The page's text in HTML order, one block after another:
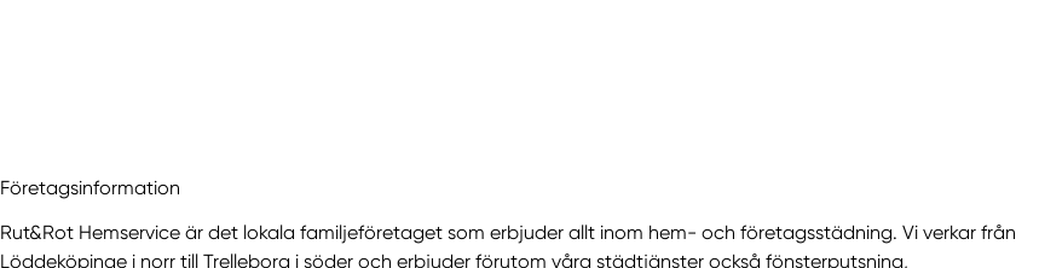
Företagsinformation
Rut&Rot Hemservice är det lokala familjeföretaget som erbjuder allt inom hem- och företagsstädning. Vi verkar från
Löddeköpinge i norr till Trelleborg i söder och erbjuder förutom våra städtjänster också fönsterputsning,